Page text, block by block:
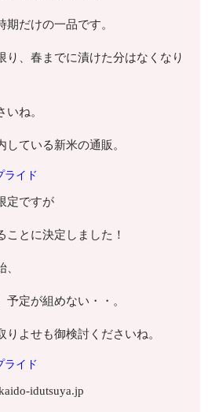
だけの一品です。
り、春までに漬けた分はなくなり
ね。
している新米の通販。
ライド
定ですが
ことに決定しました！
定が組めない・・。
よせも御検討くださいね。
ライド
idutsuya.jp